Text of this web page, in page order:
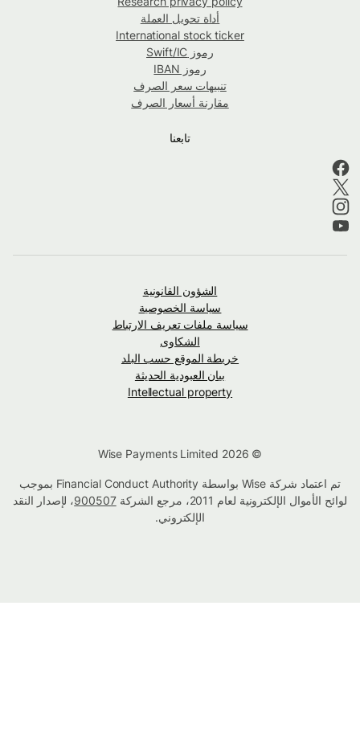
أداة تحويل العملة
International stock ticker
رموز Swift/IC
رموز IBAN
تنبيهات سعر الصرف
مقارنة أسعار الصرف
تابعنا
الشؤون القانونية
سياسة الخصوصية
سياسة ملفات تعريف الارتباط
الشكاوى
خريطة الموقع حسب البلد
بيان العبودية الحديثة
Intellectual property
تم اعتماد شركة Wise بواسطة Financial Conduct Authority بموجب
لوائح الأموال الإلكترونية لعام 2011، مرجع الشركة
900507، لإصدار النقد
الإلكتروني.